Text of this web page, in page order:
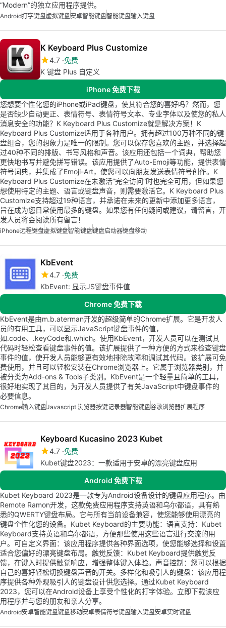
“Modern”的独立应用程序提供。
Android打字键盘虚拟键盘安卓智能键盘智能键盘输入键盘
K Keyboard Plus Customize
4.7 免费
K 键盘 Plus 自定义
iPhone 免费下载
您想要个性化您的iPhone或iPad键盘，使其符合您的喜好吗？然而，您
是否缺少自动更正、表情符号、表情符号文本、专业字体以及使您的私人
消息安全的功能？K Keyboard Plus Customize就是解决方案！K
Keyboard Plus Customize适用于各种用户。拥有超过100万种不同的键
盘组合，您的想象力是唯一的限制。您可以保存您喜欢的主题，并选择超
过40种不同的排版、书写风格和声音。该应用还包括一个词典，帮助您
更快地书写并避免拼写错误。该应用提供了Auto-Emoji等功能，提供表情
符号词典，并集成了Emoji-Art，使您可以向朋友发送表情符号创作。K
Keyboard Plus Customize在未激活“完全访问”时也完全可用，但如果您
想使用特定的主题、语言或键盘声音，则需要激活它。K Keyboard Plus
Customize支持超过19种语言，并承诺在未来的更新中添加更多语言，
旨在成为您日常使用最多的键盘。如果您有任何疑问或建议，请留言，开
发人员将会阅读所有留言！
iPhone远程键盘虚拟键盘智能键盘键盘启动器键盘移动
KbEvent
4.7 免费
KbEvent: 显示JS键盘事件值
Chrome 免费下载
KbEvent是由m.b.aterman开发的超级简单的Chrome扩展。它是开发人
员的有用工具，可以显示JavaScript键盘事件的值，
如.code、.keyCode和.which。使用KbEvent，开发人员可以在测试其
代码时轻松查看键盘事件的值。该扩展提供了一种方便的方式来检查键盘
事件的值，使开发人员能够更有效地排除故障和调试其代码。该扩展可免
费使用，并且可以轻松安装在Chrome浏览器上。它属于浏览器类别，并
被分类为Add-ons & Tools子类别。KbEvent是一个轻量且简单的工具，
很好地实现了其目的，为开发人员提供了有关JavaScript中键盘事件的
必要信息。
Chrome输入键盘Javascript 浏览器按键记录器智能键盘谷歌浏览器扩展程序
Keyboard Kucasino 2023 Kubet
4.7 免费
Kubet键盘2023：一款适用于安卓的漂亮键盘应用
Android 免费下载
Kubet Keyboard 2023是一款专为Android设备设计的键盘应用程序。由
Remote Ramon开发，这款免费应用程序支持英语和乌尔都语，具有熟
悉的QWERTY键盘布局。它与所有当前设备兼容，使您能够使用漂亮的
键盘个性化您的设备。Kubet Keyboard的主要功能：语言支持：Kubet
Keyboard支持英语和乌尔都语，方便那些使用这些语言进行交流的用
户。可自定义界面：该应用程序提供各种界面选项，使您能够选择和设置
适合您偏好的漂亮键盘布局。触觉反馈：Kubet Keyboard提供触觉反
馈，在键入时提供触觉响应，增强整体键入体验。声音控制：您可以根据
自己的喜好轻松切换键盘声音的开关。多样化和吸引人的键盘：该应用程
序提供各种外观吸引人的键盘设计供您选择。通过Kubet Keyboard
2023，您可以在Android设备上享受个性化的打字体验。立即下载该应
用程序并与您的朋友和亲人分享。
Android安卓智能键盘键盘移动安卓表情符号键盘输入键盘安卓实时键盘